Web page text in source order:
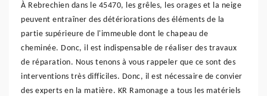
À Rebrechien dans le 45470, les grêles, les orages et la neige
peuvent entraîner des détériorations des éléments de la
partie supérieure de l'immeuble dont le chapeau de
cheminée. Donc, il est indispensable de réaliser des travaux
de réparation. Nous tenons à vous rappeler que ce sont des
interventions très difficiles. Donc, il est nécessaire de convier
des experts en la matière. KR Ramonage a tous les matériels